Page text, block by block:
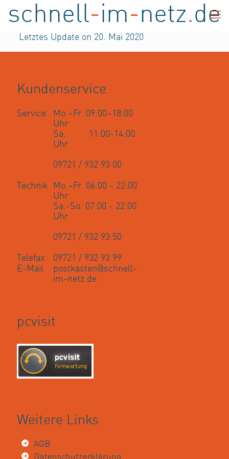
schnell-im-netz.de
Letztes Update on 20. Mai 2020
Kundenservice
Service
Mo.–Fr. 09:00–18:00
Uhr
Sa. 11:00-14:00
Uhr
09721 / 932 93 00
Technik
Mo.–Fr. 06:00 - 22:00
Uhr
Sa.-So. 07:00 - 22:00
Uhr
09721 / 932 93 50
Telefax
09721 / 932 93 99
E-Mail
postkasten@schnell-
im-netz.de
pcvisit
Weitere Links
AGB